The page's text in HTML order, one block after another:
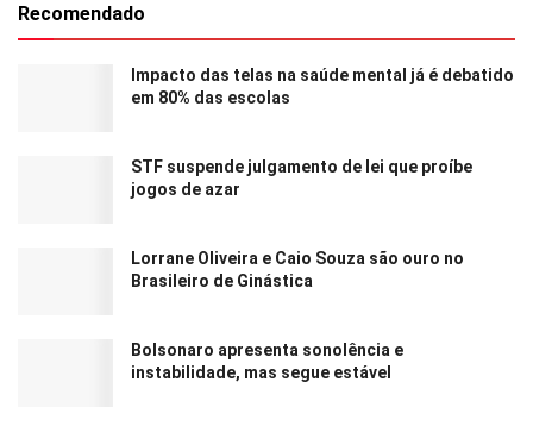
Recomendado
Impacto das telas na saúde mental já é debatido
em 80% das escolas
STF suspende julgamento de lei que proíbe
jogos de azar
Lorrane Oliveira e Caio Souza são ouro no
Brasileiro de Ginástica
Bolsonaro apresenta sonolência e
instabilidade, mas segue estável